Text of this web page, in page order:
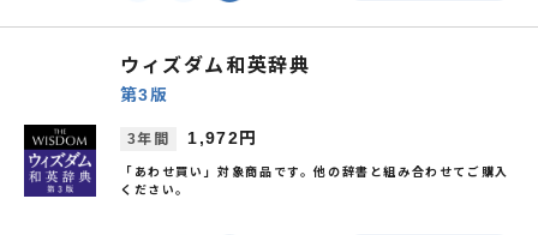
ウィズダム和英辞典
第3版
3年間 1,972円
「あわせ買い」対象商品です。他の辞書と組み合わせてご購入
ください。